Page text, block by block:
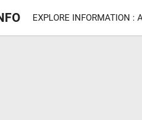
EXPLORE INFORMATION :